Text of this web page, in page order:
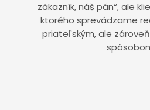
zákazník, náš pán“, ale
ktorého sprevádzame
priateľským, ale